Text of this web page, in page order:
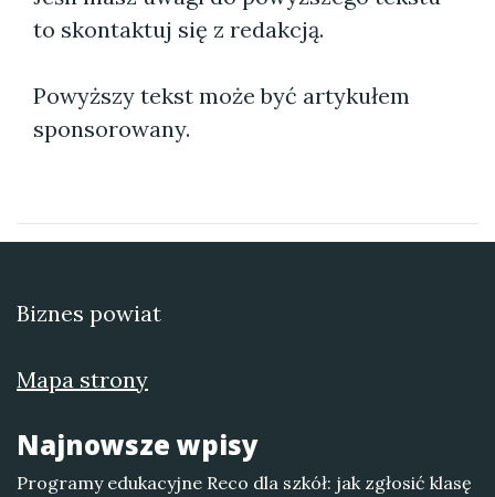
to skontaktuj się z redakcją.
Powyższy tekst może być artykułem
sponsorowany.
Biznes powiat
Mapa strony
Najnowsze wpisy
Programy edukacyjne Reco dla szkół: jak zgłosić klasę